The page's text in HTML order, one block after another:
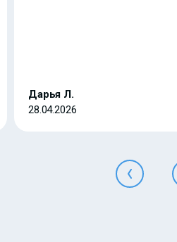
Дарья Л.
28.04.2026